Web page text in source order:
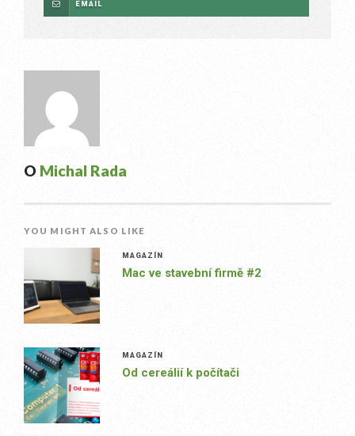
EMAIL
O Michal Rada
YOU MIGHT ALSO LIKE
MAGAZÍN
Mac ve stavební firmě #2
MAGAZÍN
Od cereálií k počítači